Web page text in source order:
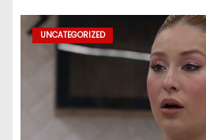
UNCATEGORIZED